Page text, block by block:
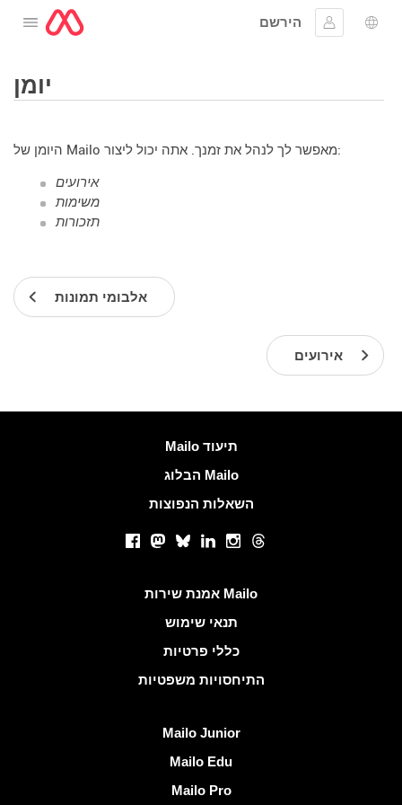
לפתוח את התפריט
הירשם
להתחברשפה
יומן
היומן של Mailo מאפשר לך לנהל את זמנך. אתה יכול ליצור:
אירועים
משימות
תזכורות
אלבומי תמונות
אירועים
Mailo תיעוד
הבלוג Mailo
השאלות הנפוצות
Facebook
Mastodon
BlueskyLinkedInInstagram
Threads
אמנת שירות Mailo
תנאי שימוש
כללי פרטיות
התיחסויות משפטיות
Mailo Junior
Mailo Edu
Mailo Pro